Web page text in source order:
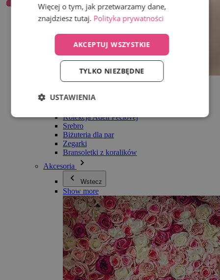
Wszystko w kategorii Biżuteria
Bransoletki
Kolekcja Adéli Pečlovej
Srebro
Biżuteria dla par
Zegarki
Bransoletki z koralików
Akcesoria
Wstecz
Show more
Więcej o tym, jak przetwarzamy dane,
znajdziesz tutaj. Polityka prywatności
AKCEPTUJ WSZYSTKIE
TYLKO NIEZBĘDNE
USTAWIENIA